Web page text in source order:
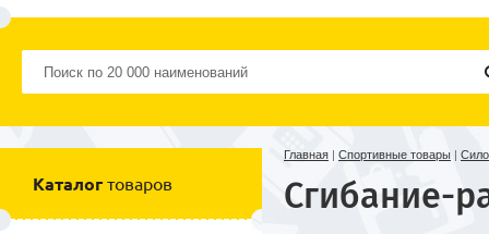
Главная | Спортивные товары |
Сгибание-
Каталог товаров